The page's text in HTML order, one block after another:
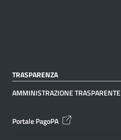
TRASPARENZA
AMMINISTRAZIONE TRASPARENTE
Portale PagoPA